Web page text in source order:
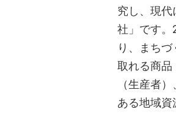
究し、現
社」です。
り、まち
取れる商品
（生産者
ある地域資